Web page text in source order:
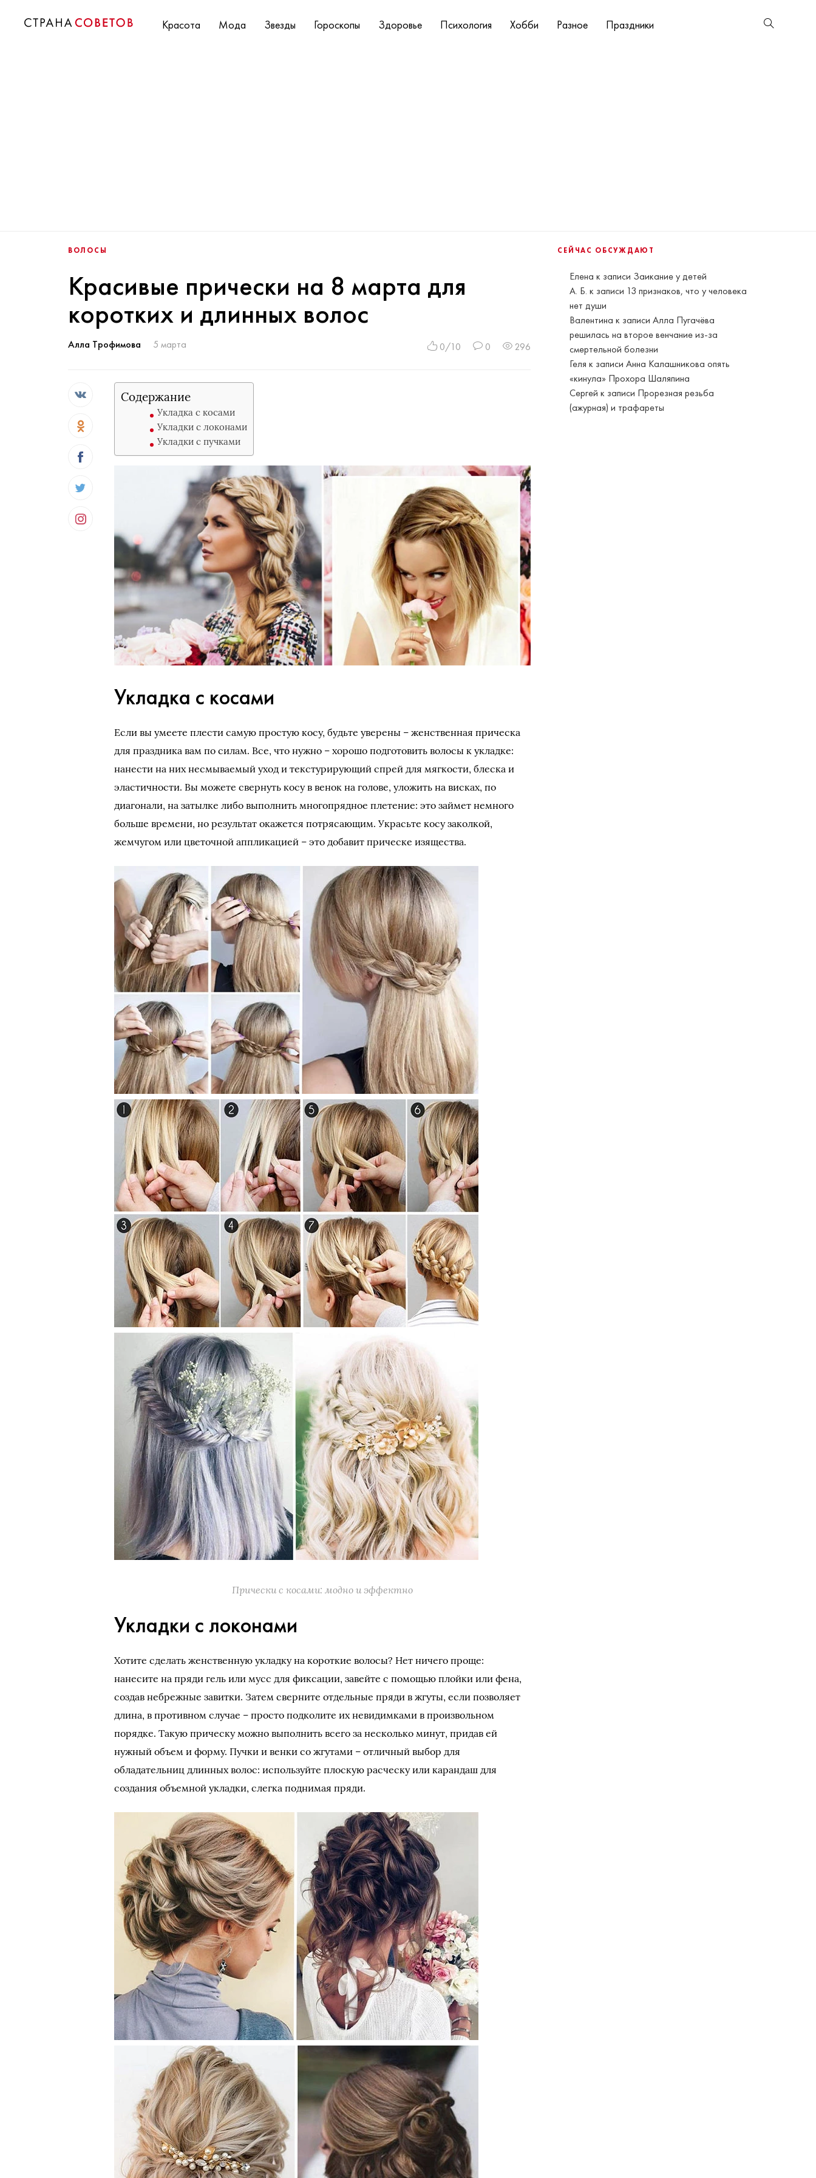
Красота Мода Звезды Гороскопы Здоровье Психология Хобби Разное Праздники
СЕЙЧАС ОБСУЖДАЮТ
Елена к записи Заикание у детей
А. Б. к записи 13 признаков, что у человека
нет души
Валентина к записиАлла Пугачёва
решилась на второе венчание из-за
смертельной болезни
Геля к записиАнна Калашникова опять
«кинула» Прохора Шаляпина
Сергей к записи Прорезная резьба
(ажурная) и трафареты
ВОЛОСЫ
Красивые прически на 8 марта для
коротких и длинных волос
Алла Трофимова 5 марта 0/10 0 296
Содержание
Укладка с косами
Укладки с локонами
Укладки с пучками
Укладка с косами
Если вы умеете плести самую простую косу, будьте уверены – женственная прическа
для праздника вам по силам. Все, что нужно – хорошо подготовить волосы к укладке:
нанести на них несмываемый уход и текстурирующий спрей для мягкости, блеска и
эластичности. Вы можете свернуть косу в венок на голове, уложить на висках, по
диагонали, на затылке либо выполнить многопрядное плетение: это займет немного
больше времени, но результат окажется потрясающим. Украсьте косу заколкой,
жемчугом или цветочной аппликацией – это добавит прическе изящества.
Прически с косами: модно и эффектно
Укладки с локонами
Хотите сделать женственную укладку на короткие волосы? Нет ничего проще:
нанесите на пряди гель или мусс для фиксации, завейте с помощью плойки или фена,
создав небрежные завитки. Затем сверните отдельные пряди в жгуты, если позволяет
длина, в противном случае – просто подколите их невидимками в произвольном
порядке. Такую прическу можно выполнить всего за несколько минут, придав ей
нужный объем и форму. Пучки и венки со жгутами – отличный выбор для
обладательниц длинных волос: используйте плоскую расческу или карандаш для
создания объемной укладки, слегка поднимая пряди.